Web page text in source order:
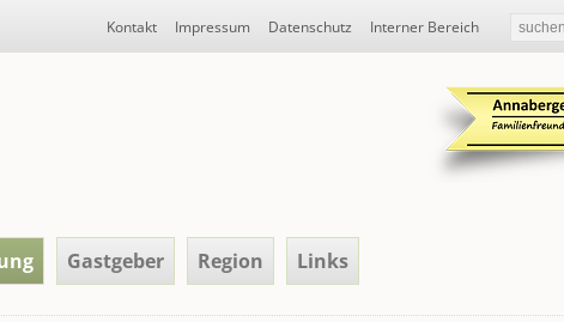
Navigation
überspringen
Kontakt Impressum Datenschutz Interner Bereich
Gastgeber Region Links